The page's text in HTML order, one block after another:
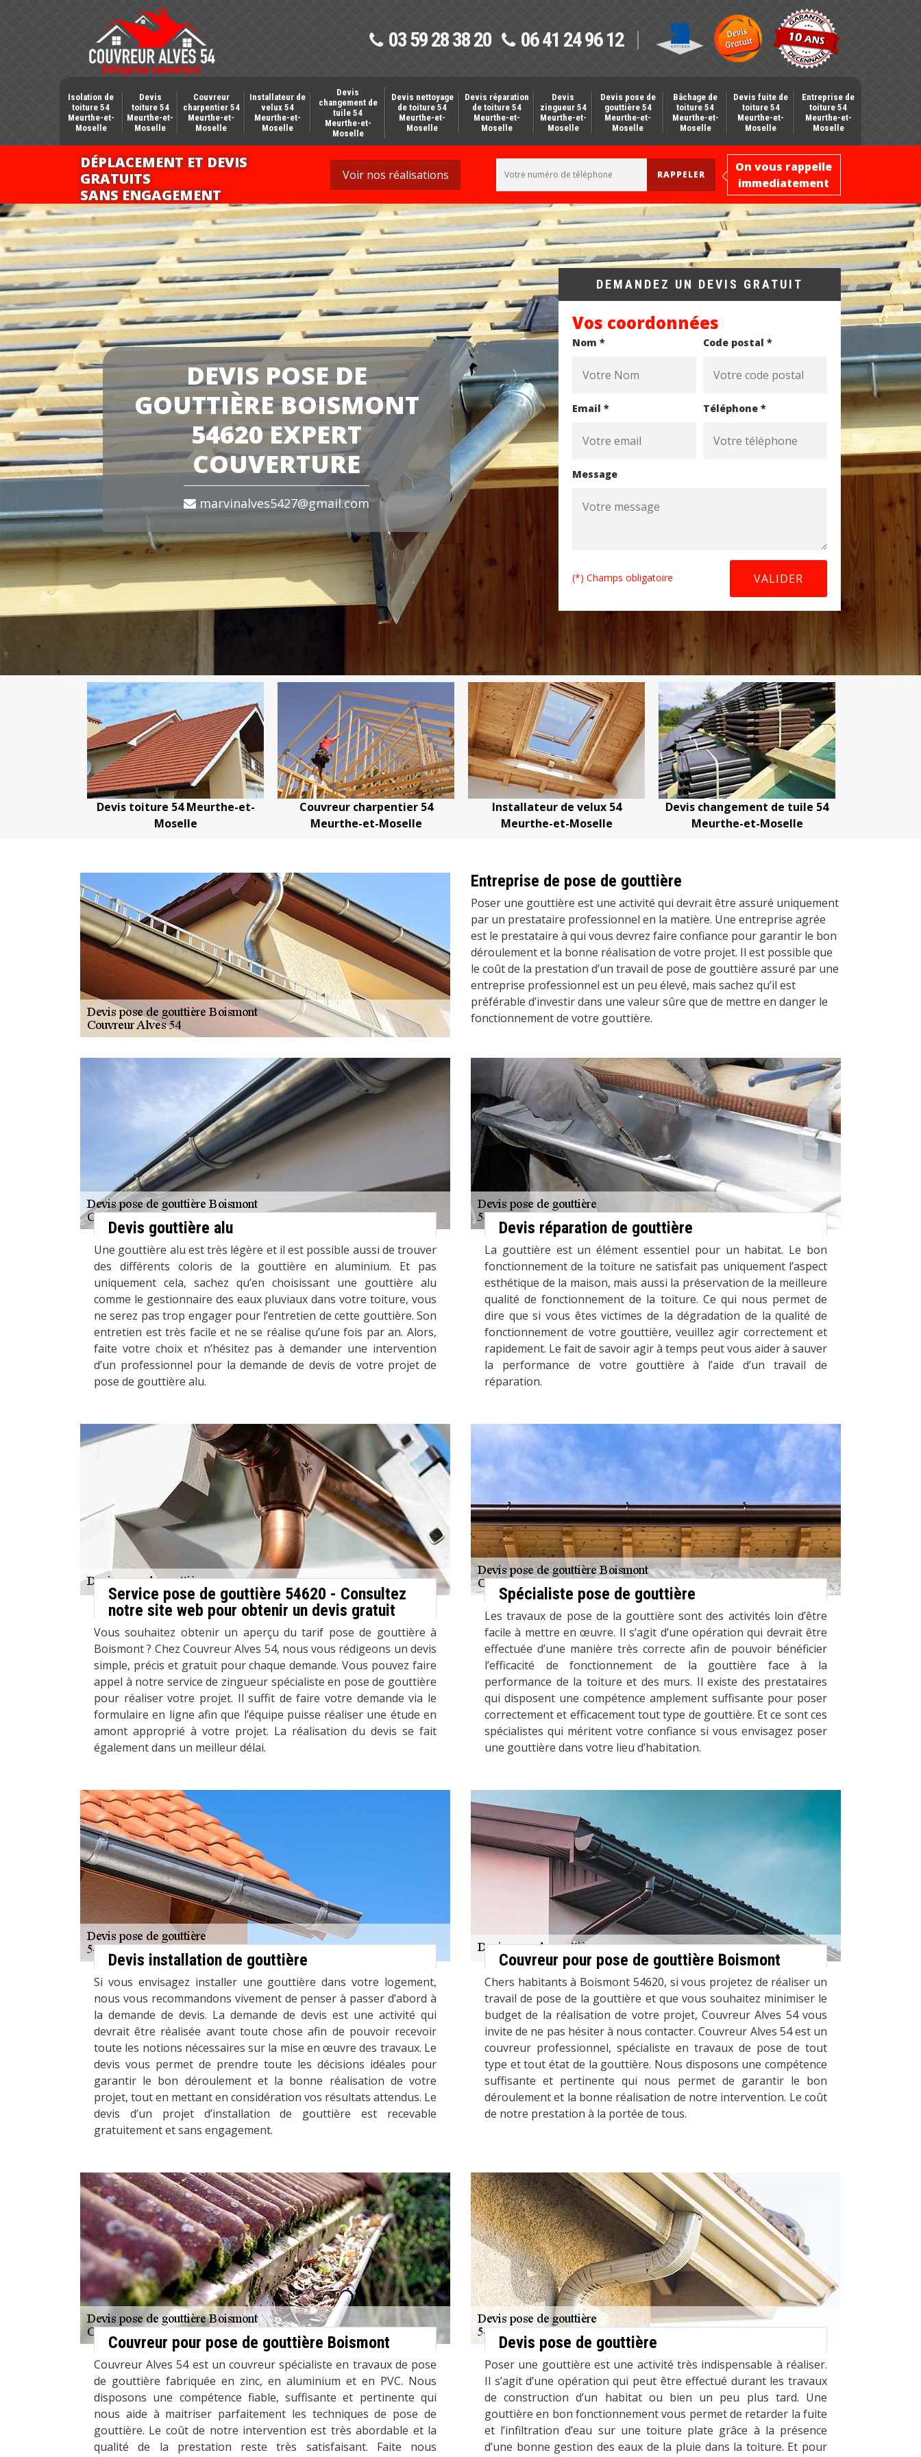
03 59 28 38 20 06 41 24 96 12
Isolation de
toiture 54
Meurthe-et-
Moselle
Devis
toiture 54
Meurthe-et-
Moselle
Couvreur
charpentier 54
Meurthe-et-
Moselle
Installateur de
velux 54
Meurthe-et-
Moselle
Devis
changement de
tuile 54
Meurthe-et-
Moselle
Devis nettoyage
de toiture 54
Meurthe-et-
Moselle
Devis réparation
de toiture 54
Meurthe-et-
Moselle
Devis
zingueur 54
Meurthe-et-
Moselle
Devis pose de
gouttière 54
Meurthe-et-
Moselle
Bâchage de
toiture 54
Meurthe-et-
Moselle
Devis fuite de
toiture 54
Meurthe-et-
Moselle
Entreprise de
toiture 54
Meurthe-et-
Moselle
DÉPLACEMENT ET DEVIS
GRATUITS
SANS ENGAGEMENT
Voir nos réalisations
On vous rappelle
immediatement
DEVIS POSE DE
GOUTTIÈRE BOISMONT
54620 EXPERT
COUVERTURE
marvinalves5427@gmail.com
DEMANDEZ UN DEVIS GRATUIT
Vos coordonnées
Nom * Code postal *
Email * Téléphone *
Message
(*) Champs obligatoire
Devis toiture 54 Meurthe-et-
Moselle
Couvreur charpentier 54
Meurthe-et-Moselle
Installateur de velux 54
Meurthe-et-Moselle
Devis changement de tuile 54
Meurthe-et-Moselle
Devis nettoyage
Entreprise de pose de gouttière
Poser une gouttière est une activité qui devrait être assuré uniquement
par un prestataire professionnel en la matière. Une entreprise agrée
est le prestataire à qui vous devrez faire confiance pour garantir le bon
déroulement et la bonne réalisation de votre projet. Il est possible que
le coût de la prestation d’un travail de pose de gouttière assuré par une
entreprise professionnel est un peu élevé, mais sachez qu’il est
préférable d’investir dans une valeur sûre que de mettre en danger le
fonctionnement de votre gouttière.
Devis gouttière alu
Une gouttière alu est très légère et il est possible aussi de trouver
des différents coloris de la gouttière en aluminium. Et pas
uniquement cela, sachez qu’en choisissant une gouttière alu
comme le gestionnaire des eaux pluviaux dans votre toiture, vous
ne serez pas trop engager pour l’entretien de cette gouttière. Son
entretien est très facile et ne se réalise qu’une fois par an. Alors,
faite votre choix et n’hésitez pas à demander une intervention
d’un professionnel pour la demande de devis de votre projet de
pose de gouttière alu.
Devis réparation de gouttière
La gouttière est un élément essentiel pour un habitat. Le bon
fonctionnement de la toiture ne satisfait pas uniquement l’aspect
esthétique de la maison, mais aussi la préservation de la meilleure
qualité de fonctionnement de la toiture. Ce qui nous permet de
dire que si vous êtes victimes de la dégradation de la qualité de
fonctionnement de votre gouttière, veuillez agir correctement et
rapidement. Le fait de savoir agir à temps peut vous aider à sauver
la performance de votre gouttière à l’aide d’un travail de
réparation.
Service pose de gouttière 54620 - Consultez
notre site web pour obtenir un devis gratuit
Vous souhaitez obtenir un aperçu du tarif pose de gouttière à
Boismont ? Chez Couvreur Alves 54, nous vous rédigeons un devis
simple, précis et gratuit pour chaque demande. Vous pouvez faire
appel à notre service de zingueur spécialiste en pose de gouttière
pour réaliser votre projet. Il suffit de faire votre demande via le
formulaire en ligne afin que l’équipe puisse réaliser une étude en
amont approprié à votre projet. La réalisation du devis se fait
également dans un meilleur délai.
Spécialiste pose de gouttière
Les travaux de pose de la gouttière sont des activités loin d’être
facile à mettre en œuvre. Il s’agit d’une opération qui devrait être
effectuée d’une manière très correcte afin de pouvoir bénéficier
l’efficacité de fonctionnement de la gouttière face à la
performance de la toiture et des murs. Il existe des prestataires
qui disposent une compétence amplement suffisante pour poser
correctement et efficacement tout type de gouttière. Et ce sont ces
spécialistes qui méritent votre confiance si vous envisagez poser
une gouttière dans votre lieu d’habitation.
Devis installation de gouttière
Si vous envisagez installer une gouttière dans votre logement,
nous vous recommandons vivement de penser à passer d’abord à
la demande de devis. La demande de devis est une activité qui
devrait être réalisée avant toute chose afin de pouvoir recevoir
toute les notions nécessaires sur la mise en œuvre des travaux. Le
devis vous permet de prendre toute les décisions idéales pour
garantir le bon déroulement et la bonne réalisation de votre
projet, tout en mettant en considération vos résultats attendus. Le
devis d’un projet d’installation de gouttière est recevable
gratuitement et sans engagement.
Couvreur pour pose de gouttière Boismont
Chers habitants à Boismont 54620, si vous projetez de réaliser un
travail de pose de la gouttière et que vous souhaitez minimiser le
budget de la réalisation de votre projet, Couvreur Alves 54 vous
invite de ne pas hésiter à nous contacter. Couvreur Alves 54 est un
couvreur professionnel, spécialiste en travaux de pose de tout
type et tout état de la gouttière. Nous disposons une compétence
suffisante et pertinente qui nous permet de garantir le bon
déroulement et la bonne réalisation de notre intervention. Le coût
de notre prestation à la portée de tous.
Couvreur pour pose de gouttière Boismont
Couvreur Alves 54 est un couvreur spécialiste en travaux de pose
de gouttière fabriquée en zinc, en aluminium et en PVC. Nous
disposons une compétence fiable, suffisante et pertinente qui
nous aide à maitriser parfaitement les techniques de pose de
gouttière. Le coût de notre intervention est très abordable et la
qualité de la prestation reste très satisfaisant. Faite nous
Devis pose de gouttière
Poser une gouttière est une activité très indispensable à réaliser.
Il s’agit d’une opération qui peut être effectué durant les travaux
de construction d’un habitat ou bien un peu plus tard. Une
gouttière en bon fonctionnement vous permet de retarder la fuite
et l’infiltration d’eau sur une toiture plate grâce à la présence
d’une bonne gestion des eaux de la pluie dans la toiture. Et pour